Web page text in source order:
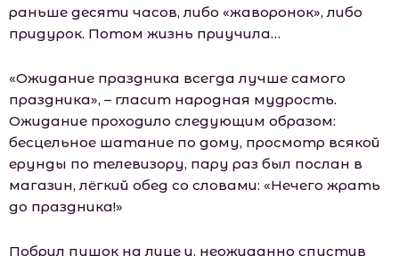
раньше десяти часов, либо «жаворонок», либо
придурок. Потом жизнь приучила…
«Ожидание праздника всегда лучше самого
праздника», – гласит народная мудрость.
Ожидание проходило следующим образом:
бесцельное шатание по дому, просмотр всякой
ерунды по телевизору, пару раз был послан в
магазин, лёгкий обед со словами: «Нечего жрать
до праздника!»
Побрил пушок на лице и, неожиданно спустив